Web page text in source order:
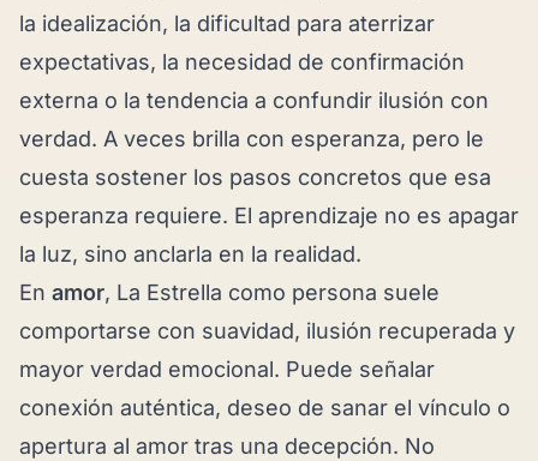
la idealización, la dificultad para aterrizar
expectativas, la necesidad de confirmación
externa o la tendencia a confundir ilusión con
verdad. A veces brilla con esperanza, pero le
cuesta sostener los pasos concretos que esa
esperanza requiere. El aprendizaje no es apagar
la luz, sino anclarla en la realidad.
En amor, La Estrella como persona suele
comportarse con suavidad, ilusión recuperada y
mayor verdad emocional. Puede señalar
conexión auténtica, deseo de sanar el vínculo o
apertura al amor tras una decepción. No